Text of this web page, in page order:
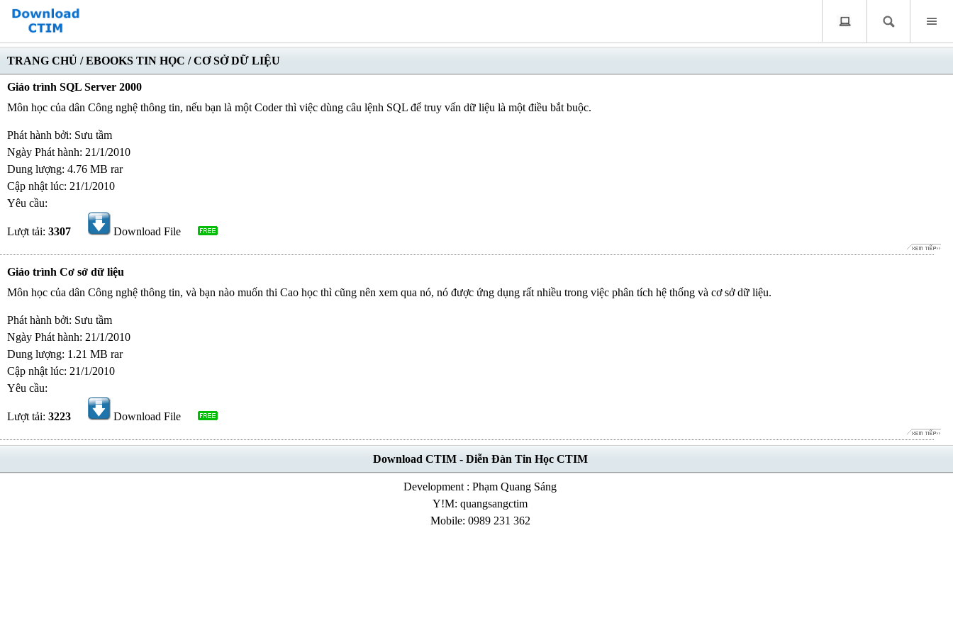
TRANG CHỦ /EBOOKS TIN HỌC /CƠ SỞ DỮ LIỆU
Giáo trình SQL Server 2000
Môn học của dân Công nghệ thông tin, nếu bạn là một Coder thì việc dùng câu lệnh SQL để truy vấn dữ liệu là một điều bắt buộc.
Phát hành bởi: Sưu tầm
Ngày Phát hành: 21/1/2010
Dung lượng: 4.76 MB rar
Cập nhật lúc: 21/1/2010
Yêu cầu:
Lượt tải: 3307 Download File
Giáo trình Cơ sở dữ liệu
Môn học của dân Công nghệ thông tin, và bạn nào muốn thi Cao học thì cũng nên xem qua nó, nó được ứng dụng rất nhiều trong việc phân tích hệ thống và cơ sở dữ liệu.
Phát hành bởi: Sưu tầm
Ngày Phát hành: 21/1/2010
Dung lượng: 1.21 MB rar
Cập nhật lúc: 21/1/2010
Yêu cầu:
Lượt tải: 3223 Download File
Download CTIM - Diễn Đàn Tin Học CTIM
Development : Phạm Quang Sáng
Y!M: quangsangctim
Mobile: 0989 231 362